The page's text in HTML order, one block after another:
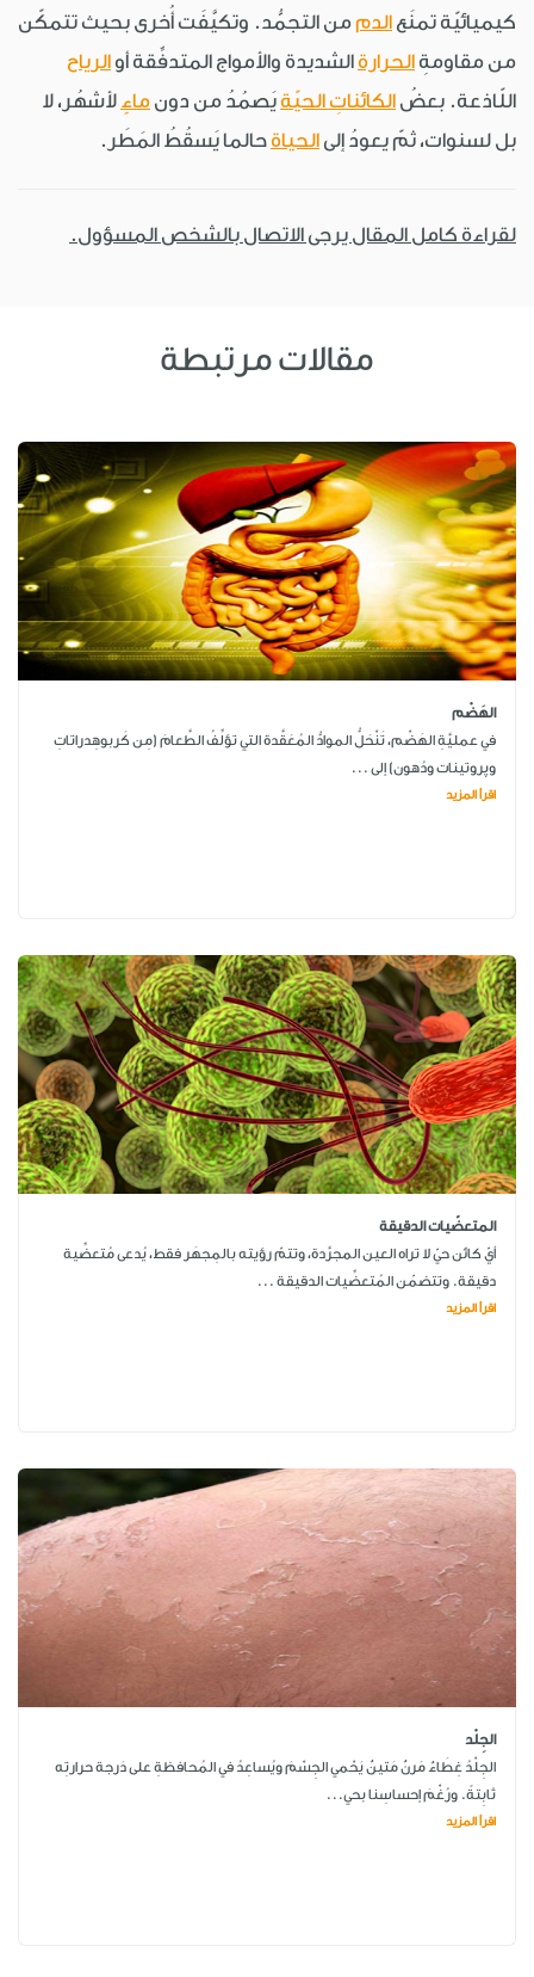
كيميائيّة تمنَع الدممن التجمُّد. وتكيَّفَت أُخرى بحيث تتمكّن
من مقاومةِ الحرارة الشديدة والأمواج المتدفِّقة أو الرياح
اللّاذعة. بعضُ الكائناتِ الحيّة يَصمُدُ من دون ماءٍ لأشهُر، لا
بل لسنوات، ثمّ يعودُ إلى الحياة حالما يَسقُطُ المَطَر.
لقراءة كامل المقال يرجى الاتصال بالشخص المسؤول.
مقالات مرتبطة
الهَضْم
في عمليَّةِ الهَضْم، تَنْحَلُّ الموادُّ المُعَقَّدة التي تؤلِّفُ الطَّعامَ (مِن كَربوهِدراتاتِ
وپروتينات ودُهون) إلى ...
اقرأ المزيد
المتعضّيات الدقيقة
أيّ كائن حيّ لا تراه العين المجرَّدة، وتتمّ رؤيته بالمِجهَر فقط، يُدعى مُتعضِّية
دقيقة. وتتضمّن المُتعضِّيات الدقيقة ...
اقرأ المزيد
الجِلْد
الجِلْدُ غِطَاءٌ مَرنٌ مَتينٌ يَحْمي الجِسْمَ ويُساعِدُ في المُحافظةِ على دَرجة حرارتِه
ثابِتةً. ورُغْمَ إحساسِنا بحي...
اقرأ المزيد